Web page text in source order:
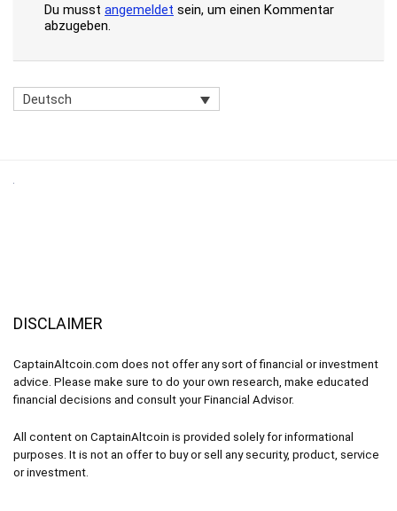
Du musst angemeldet sein, um einen Kommentar
abzugeben.
Deutsch
DISCLAIMER
CaptainAltcoin.com does not offer any sort of financial or investment
advice. Please make sure to do your own research, make educated
financial decisions and consult your Financial Advisor.
All content on CaptainAltcoin is provided solely for informational
purposes. It is not an offer to buy or sell any security, product, service
or investment.